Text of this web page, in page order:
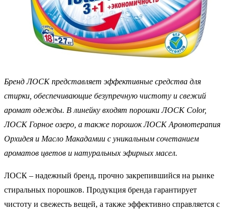
Бренд ЛОСК представляет эффективные средства для
стирки, обеспечивающие безупречную чистоту и свежий
аромат одежды. В линейку входят порошки ЛОСК Color,
ЛОСК Горное озеро, а также порошок ЛОСК Аромотерапия
Орхидея и Масло Макадамии с уникальным сочетанием
ароматов цветов и натуральных эфирных масел.
ЛОСК – надежный бренд, прочно закрепившийся на рынке
стиральных порошков. Продукция бренда гарантирует
чистоту и свежесть вещей, а также эффективно справляется с